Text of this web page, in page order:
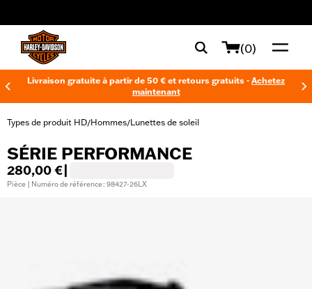
(0)
Livraison gratuite à partir de 50 € et retours gratuits - Achetez
maintenant
Types de produit HD/Hommes/Lunettes de soleil
SÉRIE PERFORMANCE
280,00 €
Pièce | Numéro de référence : 98427-26LX